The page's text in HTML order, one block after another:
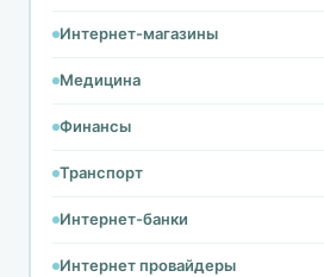
Интернет-магазины
Медицина
Финансы
Транспорт
Интернет-банки
Интернет провайдеры